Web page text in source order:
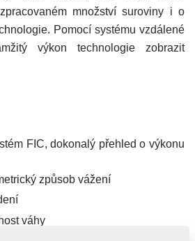
množství suroviny i o
Pomocí systému vzdálené
výkon technologie zobrazit
FIC, dokonalý přehled o výkonu
způsob vážení
váhy